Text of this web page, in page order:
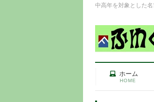
中高年を対象とした
ホーム
HOME